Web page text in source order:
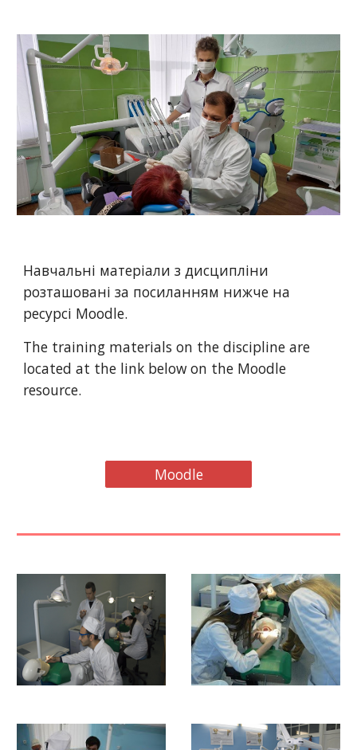
Навчальні матеріали з дисципліни
розташовані за посиланням нижче на
ресурсі Moodle.
The training materials on the discipline are
located at the link below on the Moodle
resource.
Moodle